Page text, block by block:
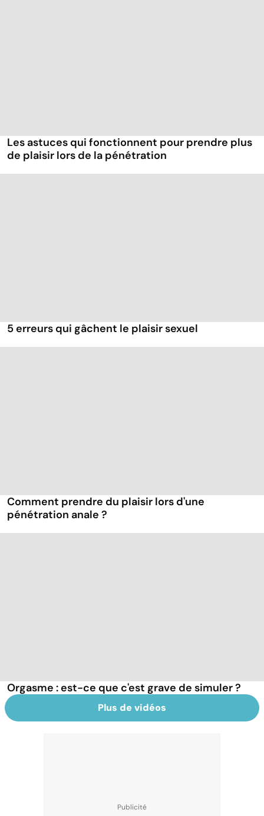
Les astuces qui fonctionnent pour prendre plus
de plaisir lors de la pénétration
5 erreurs qui gâchent le plaisir sexuel
Comment prendre du plaisir lors d'une
pénétration anale ?
Orgasme : est-ce que c'est grave de simuler ?
Plus de vidéos